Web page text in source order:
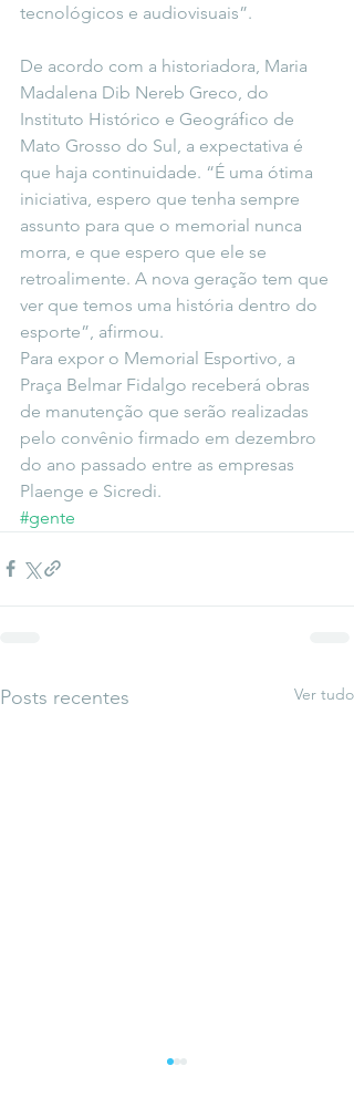
tecnológicos e audiovisuais”.
De acordo com a historiadora, Maria
Madalena Dib Nereb Greco, do
Instituto Histórico e Geográfico de
Mato Grosso do Sul, a expectativa é
que haja continuidade. “É uma ótima
iniciativa, espero que tenha sempre
assunto para que o memorial nunca
morra, e que espero que ele se
retroalimente. A nova geração tem que
ver que temos uma história dentro do
esporte”, afirmou.
Para expor o Memorial Esportivo, a
Praça Belmar Fidalgo receberá obras
de manutenção que serão realizadas
pelo convênio firmado em dezembro
do ano passado entre as empresas
Plaenge e Sicredi.
#gente
Posts recentes Ver tudo